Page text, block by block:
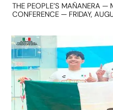
THE PEOPLE’S MAÑANERA —
CONFERENCE — FRIDAY,